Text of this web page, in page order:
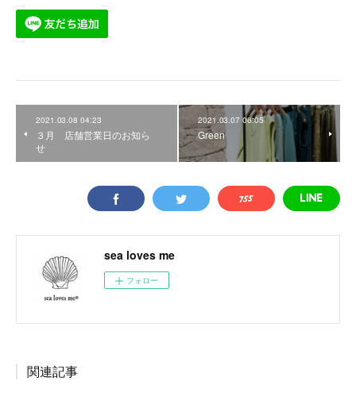
2021.03.08 04:23
３月 店舗営業日のお知ら
せ
2021.03.07 06:05
Green
sea loves me
フォロー
関連記事